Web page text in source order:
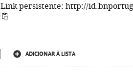
Link persistente: http://
ADICIONAR À LISTA